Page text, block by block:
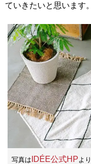
ていきたいと思います。
写真は IDÉE公式HP より